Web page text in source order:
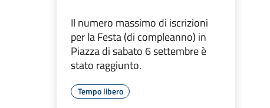
Il numero massimo di iscrizioni
per la Festa (di compleanno) in
Piazza di sabato 6 settembre è
stato raggiunto.
Tempo libero